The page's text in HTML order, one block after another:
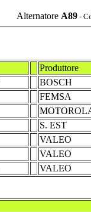
Alternatore A89-
Produttore
BOSCH
FEMSA
S. EST
VALEO
VALEO
VALEO